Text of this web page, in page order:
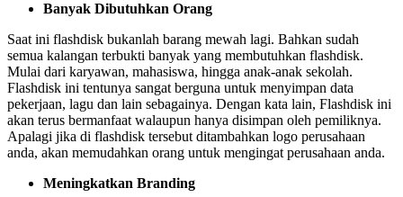
Banyak Dibutuhkan Orang
Saat ini flashdisk bukanlah barang mewah lagi. Bahkan sudah
semua kalangan terbukti banyak yang membutuhkan flashdisk.
Mulai dari karyawan, mahasiswa, hingga anak-anak sekolah.
Flashdisk ini tentunya sangat berguna untuk menyimpan data
pekerjaan, lagu dan lain sebagainya. Dengan kata lain, Flashdisk ini
akan terus bermanfaat walaupun hanya disimpan oleh pemiliknya.
Apalagi jika di flashdisk tersebut ditambahkan logo perusahaan
anda, akan memudahkan orang untuk mengingat perusahaan anda.
Meningkatkan Branding